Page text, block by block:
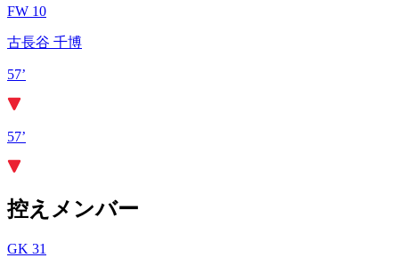
FW 10
古長谷 千博
57’
57’
控えメンバー
GK 31